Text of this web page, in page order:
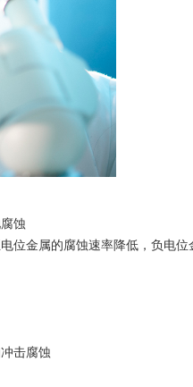
蚀
位金属的腐蚀速率降低，负电位
击腐蚀